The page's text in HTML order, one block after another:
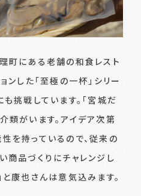
町にある老舗の和食レスト
ンした「至極の一杯」シリー
挑戦しています。「宮城だ
類がいます。アイデア次第
を持っているので、従来の
商品づくりにチャレンジし
康也さんは意気込みます。